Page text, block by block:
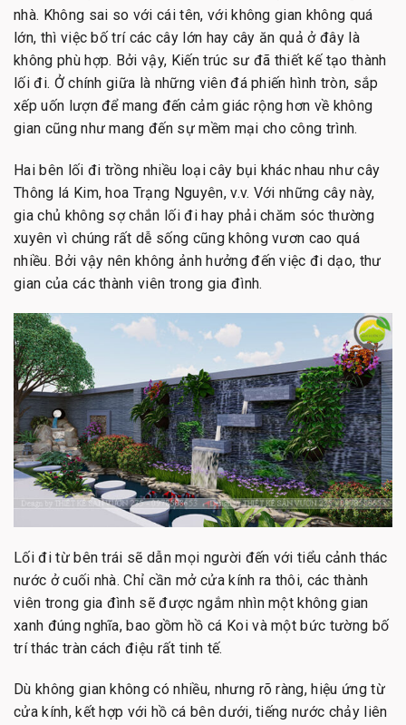
nhà. Không sai so với cái tên, với không gian không quá
lớn, thì việc bố trí các cây lớn hay cây ăn quả ở đây là
không phù hợp. Bởi vậy, Kiến trúc sư đã thiết kế tạo thành
lối đi. Ở chính giữa là những viên đá phiến hình tròn, sắp
xếp uốn lượn để mang đến cảm giác rộng hơn về không
gian cũng như mang đến sự mềm mại cho công trình.
Hai bên lối đi trồng nhiều loại cây bụi khác nhau như cây
Thông lá Kim, hoa Trạng Nguyên, v.v. Với những cây này,
gia chủ không sợ chắn lối đi hay phải chăm sóc thường
xuyên vì chúng rất dễ sống cũng không vươn cao quá
nhiều. Bởi vậy nên không ảnh hưởng đến việc đi dạo, thư
gian của các thành viên trong gia đình.
Lối đi từ bên trái sẽ dẫn mọi người đến với tiểu cảnh thác
nước ở cuối nhà. Chỉ cần mở cửa kính ra thôi, các thành
viên trong gia đình sẽ được ngắm nhìn một không gian
xanh đúng nghĩa, bao gồm hồ cá Koi và một bức tường bố
trí thác tràn cách điệu rất tinh tế.
Dù không gian không có nhiều, nhưng rõ ràng, hiệu ứng từ
cửa kính, kết hợp với hồ cá bên dưới, tiếng nước chảy liên